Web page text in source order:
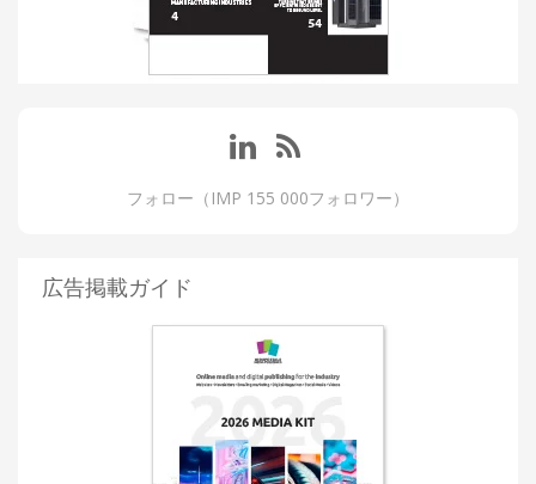
フォロー（IMP 155 000フォロワー）
広告掲載ガイド